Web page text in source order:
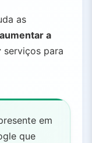
as
aumentar a
serviços para
em
que